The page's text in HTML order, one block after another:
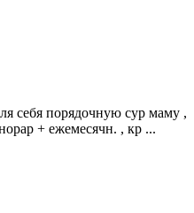
себя порядочную сур маму ,
+ ежемесячн. , кр ...